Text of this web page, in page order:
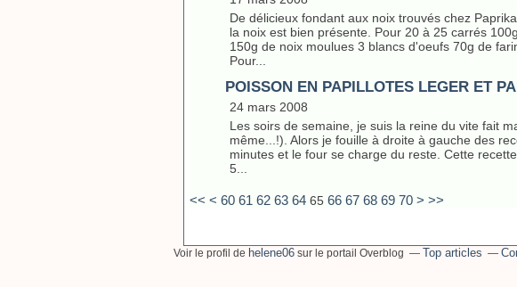
De délicieux fondant aux noix trouvés chez
la noix est bien présente. Pour 20 à 25 carrés
150g de noix moulues 3 blancs d'oeufs 70g de
Pour...
POISSON EN PAPILLOTES LEGER ET
24 mars 2008
Les soirs de semaine, je suis la reine du vite fait
même...!). Alors je fouille à droite à gauche des
minutes et le four se charge du reste. Cette
5...
<< < 10
20
30
40
50
60 61 62 63 64 65 66 67 68 69 70 80
90
100
> >>
Voir le profil de helene06sur le portail Overblog Top articles